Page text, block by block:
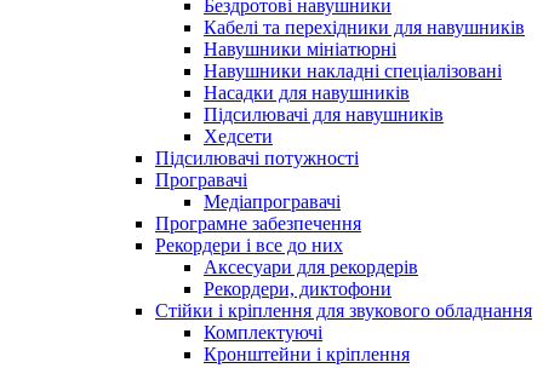
Бездротові навушники
Кабелі та перехідники для навушників
Навушники мініатюрні
Навушники накладні спеціалізовані
Насадки для навушників
Підсилювачі для навушників
Хедсети
Підсилювачі потужності
Програвачі
Медіапрогравачі
Програмне забезпечення
Рекордери і все до них
Аксесуари для рекордерів
Рекордери, диктофони
Стійки і кріплення для звукового обладнання
Комплектуючі
Кронштейни і кріплення